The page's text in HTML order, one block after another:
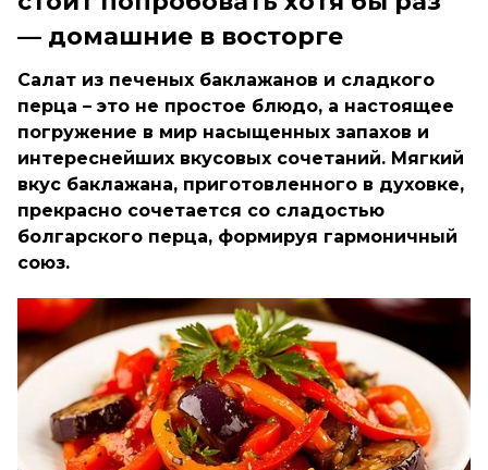
— домашние в восторге
Салат из печеных баклажанов и сладкого
перца – это не простое блюдо, а настоящее
погружение в мир насыщенных запахов и
интереснейших вкусовых сочетаний. Мягкий
вкус баклажана, приготовленного в духовке,
прекрасно сочетается со сладостью
болгарского перца, формируя гармоничный
союз.